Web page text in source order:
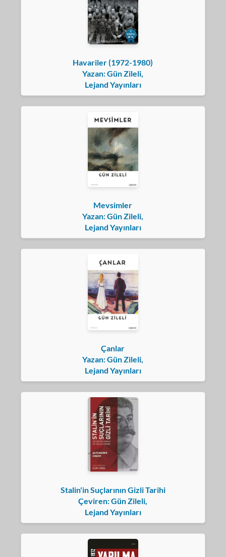
Havariler (1972-1980)
Yazan: Gün Zileli,
Lejand Yayınları
Mevsimler
Yazan: Gün Zileli,
Lejand Yayınları
Çanlar
Yazan: Gün Zileli,
Lejand Yayınları
Stalin'in Suçlarının Gizli Tarihi
Çeviren: Gün Zileli,
Lejand Yayınları